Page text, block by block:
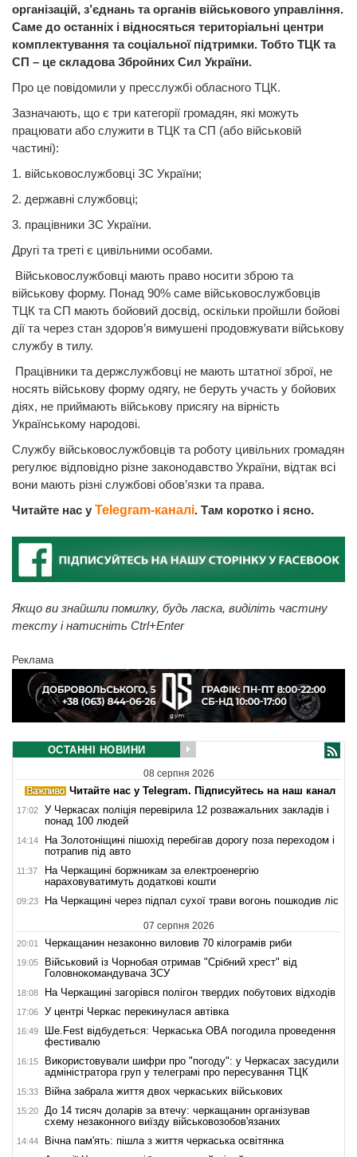
організацій, з’єднань та органів військового управління.
Саме до останніх і відносяться територіальні центри
комплектування та соціальної підтримки. Тобто ТЦК та
СП – це складова Збройних Сил України.
Про це повідомили у пресслужбі обласного ТЦК.
Зазначають, що є три категорії громадян, які можуть
працювати або служити в ТЦК та СП (або військовій
частині):
1. військовослужбовці ЗС України;
2. державні службовці;
3. працівники ЗС України.
Другі та треті є цивільними особами.
Військовослужбовці мають право носити зброю та
військову форму. Понад 90% саме військовослужбовців
ТЦК та СП мають бойовий досвід, оскільки пройшли бойові
дії та через стан здоров’я вимушені продовжувати військову
службу в тилу.
Працівники та держслужбовці не мають штатної зброї, не
носять військову форму одягу, не беруть участь у бойових
діях, не приймають військову присягу на вірність
Українському народові.
Службу військовослужбовців та роботу цивільних громадян
регулює відповідно різне законодавство України, відтак всі
вони мають різні службові обов’язки та права.
Читайте нас у Telegram-каналі. Там коротко і ясно.
Якщо ви знайшли помилку, будь ласка, виділіть частину
тексту і натисніть Ctrl+Enter
Реклама
ОСТАННІ НОВИНИ
08 серпня 2026
Читайте нас у Telegram. Підписуйтесь на наш канал
17:02
У Черкасах поліція перевірила 12 розважальних закладів і
понад 100 людей
14:14
На Золотоніщині пішохід перебігав дорогу поза переходом і
потрапив під авто
11:37
На Черкащині боржникам за електроенергію
нараховуватимуть додаткові кошти
09:23 На Черкащині через підпал сухої трави вогонь пошкодив ліс
07 серпня 2026
20:01 Черкащанин незаконно виловив 70 кілограмів риби
19:05
Військовий із Чорнобая отримав "Срібний хрест" від
Головнокомандувача ЗСУ
18:08 На Черкащині загорівся полігон твердих побутових відходів
17:06 У центрі Черкас перекинулася автівка
16:49
Ше.Fest відбудеться: Черкаська ОВА погодила проведення
фестивалю
16:15
Використовували шифри про "погоду": у Черкасах засудили
адміністратора груп у телеграмі про пересування ТЦК
15:33 Війна забрала життя двох черкаських військових
15:20
До 14 тисяч доларів за втечу: черкащанин організував
схему незаконного виїзду військовозобов'язаних
14:44 Вічна пам'ять: пішла з життя черкаська освітянка